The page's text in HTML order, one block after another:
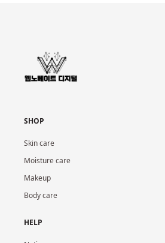
SHOP
Skin care
Moisture care
Makeup
Body care
HELP